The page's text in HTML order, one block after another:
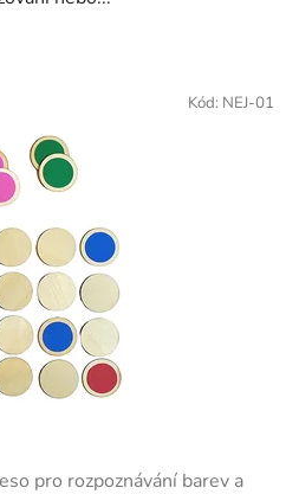
pro rozpoznávání barev a
Kód: NEJ-01